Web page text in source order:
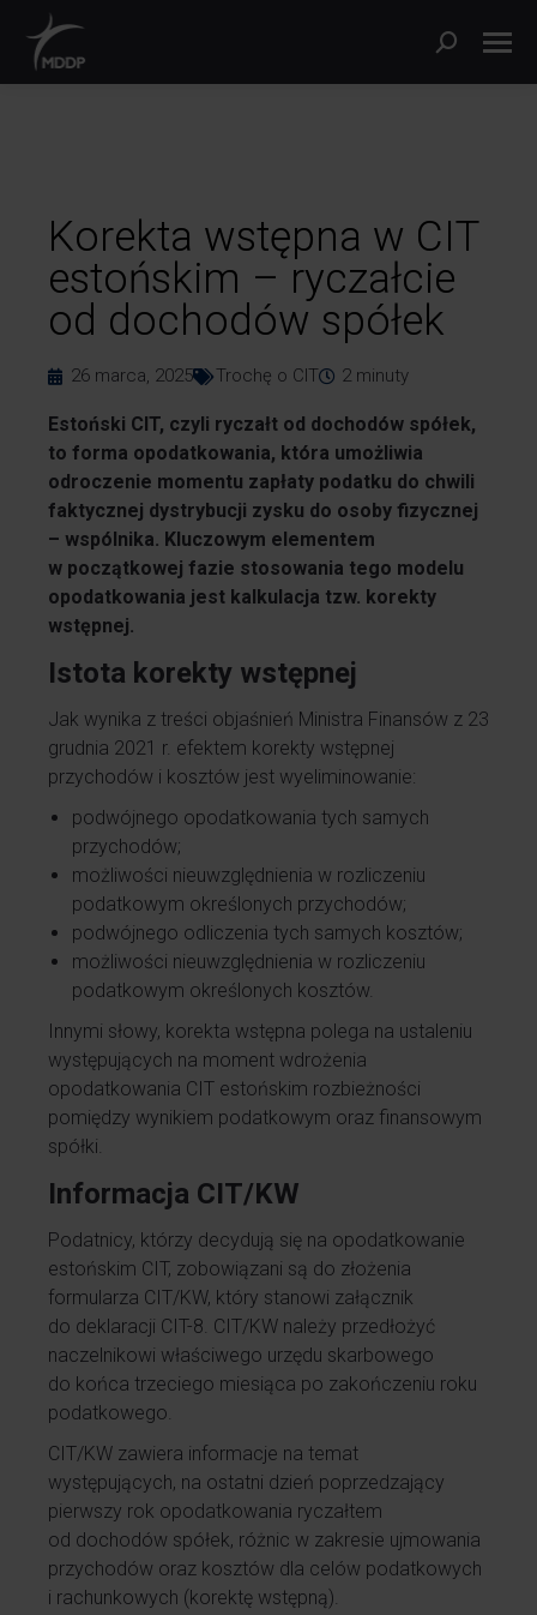
Korekta wstępna w CIT
estońskim – ryczałcie
od dochodów spółek
26 marca, 2025 Trochę o CIT 2 minuty
Estoński CIT, czyli ryczałt od dochodów spółek,
to forma opodatkowania, która umożliwia
odroczenie momentu zapłaty podatku do chwili
faktycznej dystrybucji zysku do osoby fizycznej
– wspólnika. Kluczowym elementem
w początkowej fazie stosowania tego modelu
opodatkowania jest kalkulacja tzw. korekty
wstępnej.
Istota korekty wstępnej
Jak wynika z treści objaśnień Ministra Finansów z 23
grudnia 2021 r. efektem korekty wstępnej
przychodów i kosztów jest wyeliminowanie:
podwójnego opodatkowania tych samych
przychodów;
możliwości nieuwzględnienia w rozliczeniu
podatkowym określonych przychodów;
podwójnego odliczenia tych samych kosztów;
możliwości nieuwzględnienia w rozliczeniu
podatkowym określonych kosztów.
Innymi słowy, korekta wstępna polega na ustaleniu
występujących na moment wdrożenia
opodatkowania CIT estońskim rozbieżności
pomiędzy wynikiem podatkowym oraz finansowym
spółki.
Informacja CIT/KW
Podatnicy, którzy decydują się na opodatkowanie
estońskim CIT, zobowiązani są do złożenia
formularza CIT/KW, który stanowi załącznik
do deklaracji CIT-8. CIT/KW należy przedłożyć
naczelnikowi właściwego urzędu skarbowego
do końca trzeciego miesiąca po zakończeniu roku
podatkowego.
CIT/KW zawiera informacje na temat
występujących, na ostatni dzień poprzedzający
pierwszy rok opodatkowania ryczałtem
od dochodów spółek, różnic w zakresie ujmowania
przychodów oraz kosztów dla celów podatkowych
i rachunkowych (korektę wstępną).